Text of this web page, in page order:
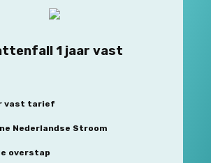
1 jaar vast
vast tarief
Nederlandse Stroom
overstap